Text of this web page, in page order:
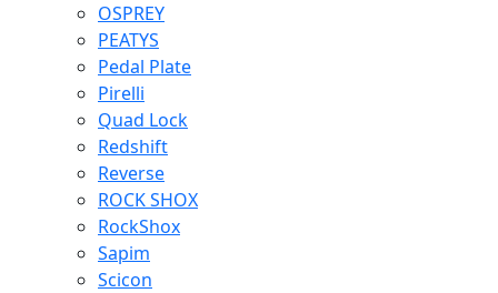
OSPREY
PEATYS
Pedal Plate
Pirelli
Quad Lock
Redshift
Reverse
ROCK SHOX
RockShox
Sapim
Scicon